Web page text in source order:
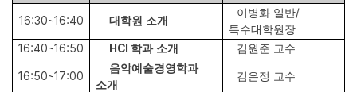
16:30~16:40 대학원 소개
이병화 일반/
특수대학원장
16:40~16:50 HCI 학과 소개 김원준 교수
16:50~17:00
음악예술경영학과
소개
김은정 교수